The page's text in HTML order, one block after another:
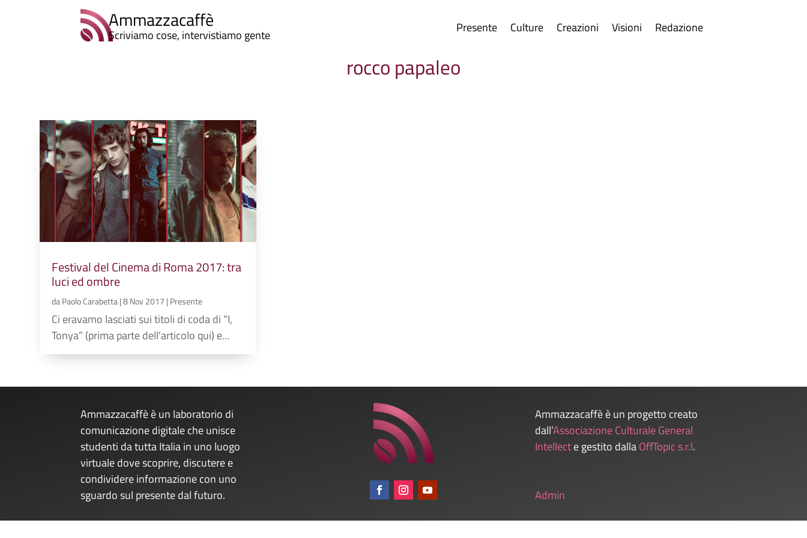
Ammazzacaffè
Scriviamo cose, intervistiamo gente Presente Culture Creazioni Visioni Redazione
rocco papaleo
Festival del Cinema di Roma 2017: tra
luci ed ombre
daPaolo Carabetta|8 Nov 2017 | Presente
Ci eravamo lasciati sui titoli di coda di “I,
Tonya” (prima parte dell'articolo qui) e...
Ammazzacaffè è un laboratorio di
comunicazione digitale che unisce
studenti da tutta Italia in uno luogo
virtuale dove scoprire, discutere e
condividere informazione con uno
sguardo sul presente dal futuro.
Ammazzacaffè è un progetto creato
dall’Associazione Culturale General
Intellecte gestito dallaOffTopic s.r.l.
Admin